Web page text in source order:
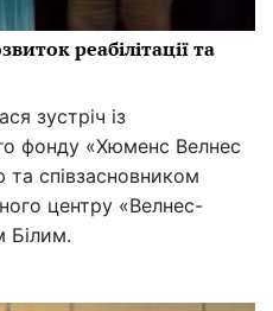
реабілітації та
зустріч із
фонду «Хюменс Велнес
співзасновником
центру «Велнес-
Білим.